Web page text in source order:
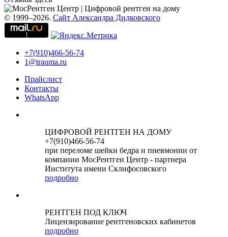
© 1999–2026. Сайт Александра Дидковского
+7(910)466-56-74
1@trauma.ru
Прайслист
Контакты
WhatsApp
ЦИФРОВОЙ РЕНТГЕН НА ДОМУ
+7(910)466-56-74
при переломе шейки бедра и пневмонии от
компании МосРентген Центр - партнера
Института имени Склифосовского
подробно
РЕНТГЕН ПОД КЛЮЧ
Лицензирование рентгеновских кабинетов
подробно